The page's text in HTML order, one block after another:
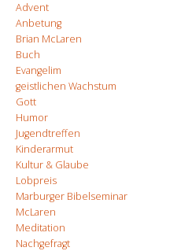
Advent
Anbetung
Brian McLaren
Buch
Evangelim
geistlichen Wachstum
Gott
Humor
Jugendtreffen
Kinderarmut
Kultur & Glaube
Lobpreis
Marburger Bibelseminar
McLaren
Meditation
Nachgefragt